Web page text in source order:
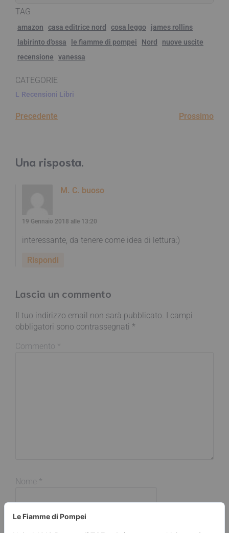
TAG
amazon casa editrice nord cosa leggo
james rollins
labirinto d'ossa
le fiamme di pompei Nord
nuove uscite
recensione
vanessa
CATEGORIE
L Recensioni Libri
Precedente Prossimo
Una risposta.
M. C. buoso
19 Gennaio 2018 alle 13:20
interessante, da tenere come idea di lettura:)
Rispondi
Lascia un commento
Il tuo indirizzo email non sarà pubblicato. I campi
obbligatori sono contrassegnati *
Commento *
Nome *